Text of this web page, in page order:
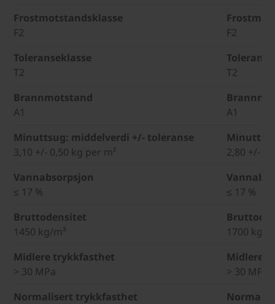
Frostmotstandsklasse
F2
F2
Toleranseklasse
T2
T2
Brannmotstand
A1
A1
Minuttsug: middelverdi +/- toleranse
3,10 +/- 0,50 kg per m²
2,80 +/-
Vannabsorpsjon
≤ 17 %
≤ 17 %
Bruttodensitet
1450 kg/m³
1700 kg/
Midlere trykkfasthet
> 30 MPa
Midlere
> 30 MPa
Normalisert trykkfasthet